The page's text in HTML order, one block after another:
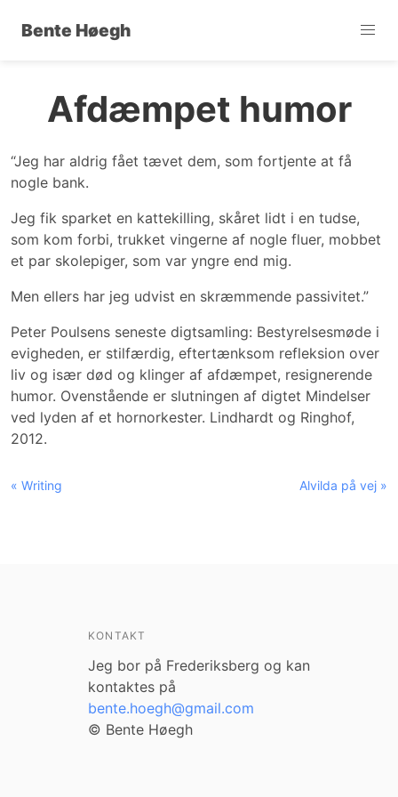
Bente Høegh
Afdæmpet humor
“Jeg har aldrig fået tævet dem, som fortjente at få
nogle bank.
Jeg fik sparket en kattekilling, skåret lidt i en tudse,
som kom forbi, trukket vingerne af nogle fluer, mobbet
et par skolepiger, som var yngre end mig.
Men ellers har jeg udvist en skræmmende passivitet.”
Peter Poulsens seneste digtsamling: Bestyrelsesmøde i
evigheden, er stilfærdig, eftertænksom refleksion over
liv og især død og klinger af afdæmpet, resignerende
humor. Ovenstående er slutningen af digtet Mindelser
ved lyden af et hornorkester. Lindhardt og Ringhof,
2012.
« Writing Alvilda på vej »
KONTAKT
Jeg bor på Frederiksberg og kan
kontaktes på
bente.hoegh@gmail.com
© Bente Høegh